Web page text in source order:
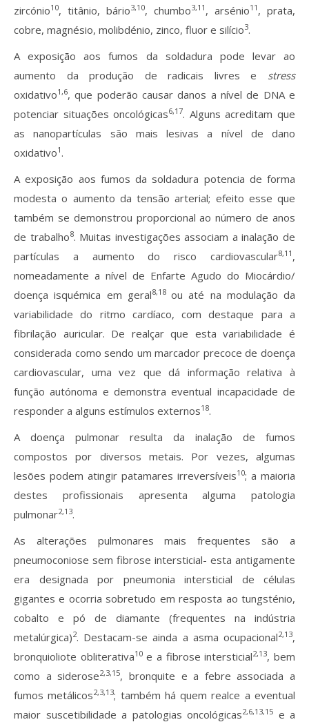
zircónio10, titânio, bário3,10, chumbo3,11 , arsénio11 , prata,
cobre, magnésio, molibdénio, zinco, fluor e silício3.
A exposição aos fumos da soldadura pode levar ao
aumento da produção de radicais livres e stress
oxidativo1,6, que poderão causar danos a nível de DNA e
potenciar situações oncológicas6,17. Alguns acreditam que
as nanopartículas são mais lesivas a nível de dano
oxidativo1.
A exposição aos fumos da soldadura potencia de forma
modesta o aumento da tensão arterial; efeito esse que
também se demonstrou proporcional ao número de anos
de trabalho8. Muitas investigações associam a inalação de
partículas a aumento do risco cardiovascular8,11 ,
nomeadamente a nível de Enfarte Agudo do Miocárdio/
doença isquémica em geral8,18 ou até na modulação da
variabilidade do ritmo cardíaco, com destaque para a
fibrilação auricular. De realçar que esta variabilidade é
considerada como sendo um marcador precoce de doença
cardiovascular, uma vez que dá informação relativa à
função autónoma e demonstra eventual incapacidade de
responder a alguns estímulos externos18.
A doença pulmonar resulta da inalação de fumos
compostos por diversos metais. Por vezes, algumas
lesões podem atingir patamares irreversíveis10; a maioria
destes profissionais apresenta alguma patologia
pulmonar2,13.
As alterações pulmonares mais frequentes são a
pneumoconiose sem fibrose intersticial- esta antigamente
era designada por pneumonia intersticial de células
gigantes e ocorria sobretudo em resposta ao tungsténio,
cobalto e pó de diamante (frequentes na indústria
metalúrgica)2. Destacam-se ainda a asma ocupacional2,13,
bronquioliote obliterativa10e a fibrose intersticial2,13, bem
como a siderose2,3,15, bronquite e a febre associada a
fumos metálicos2,3,13; também há quem realce a eventual
maior suscetibilidade a patologias oncológicas2,6,13,15 e a